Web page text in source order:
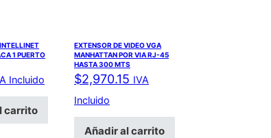
1 PUERTO
Incluido
carrito
EXTENSOR DE VIDEO VGA
MANHATTAN POR VIA RJ-45
HASTA 300 MTS
$2,970.15 IVA
Incluido
Añadir al carrito